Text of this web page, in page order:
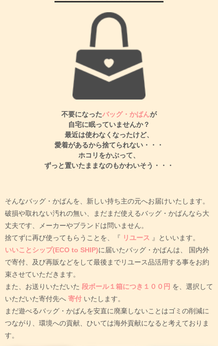
不要になったバッグ・かばんが
自宅に眠っていませんか？
最近は使わなくなったけど、
愛着があるから捨てられない・・・
ホコリをかぶって、
ずっと置いたままなのもかわいそう・・・
そんなバッグ・かばんを、新しい持ち主の元へお届けいたします。
破損や取れない汚れの無い、まだまだ使えるバッグ・かばんなら大
丈夫です、メーカーやブランドは問いません。
捨てずに再び使ってもらうことを、『 リユース 』といいます。
いいことシップ(ECO to SHIP)に届いたバッグ・かばんは、
国内外
で寄付、及び再販などをして最後までリユース品活用する事をお約
束させていただきます。
また、お送りいただいた 段ボール１箱につき１００円 を、選択して
いただいた寄付先へ 寄付 いたします。
まだ遊べるバッグ・かばんを安直に廃棄しないことはゴミの削減に
つながり、環境への貢献、ひいては海外貢献になると考えておりま
す。